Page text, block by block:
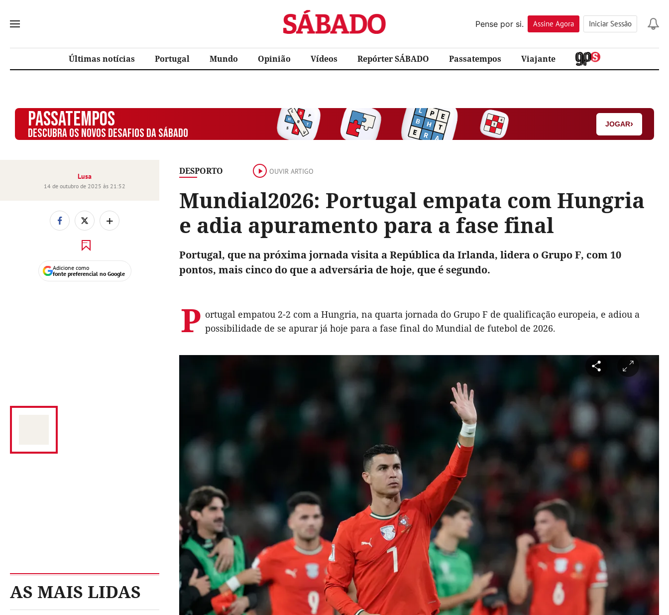
Sábado
Pense por si.
Assine Agora Iniciar Sessão
Últimas notícias Portugal Mundo Opinião Vídeos Repórter SÁBADO Passatempos Viajante
PASSATEMPOS
DESCUBRA OS NOVOS DESAFIOS DA SÁBADO
JOGAR›
DESPORTO OUVIR ARTIGO
Mundial2026: Portugal empata com Hungria
e adia apuramento para a fase final
Lusa
14 de outubro de 2025 às 21:52
+
Adicione como
fonte preferencial no Google
AS MAIS LIDAS
Portugal, que na próxima jornada visita a República da Irlanda, lidera o Grupo F, com 10
pontos, mais cinco do que a adversária de hoje, que é segundo.
P ortugal empatou 2-2 com a Hungria, na quarta jornada do Grupo F de qualificação europeia, e adiou a
possibilidade de se apurar já hoje para a fase final do Mundial de futebol de 2026.